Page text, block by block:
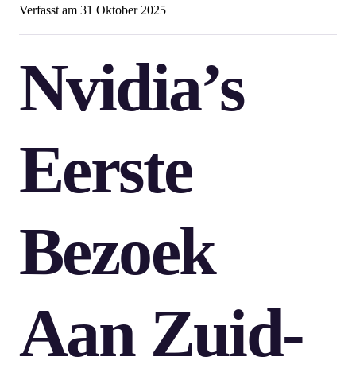
Verfasst am 31 Oktober 2025
Nvidia’s
Eerste
Bezoek
Aan Zuid-